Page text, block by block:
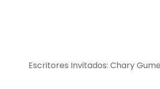
Escritores Invitados: Chary